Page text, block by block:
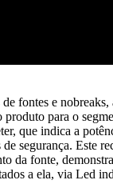
fontes e nobreaks,
para o
que indica a
de segurança. Este
da fonte,
a ela, via Led